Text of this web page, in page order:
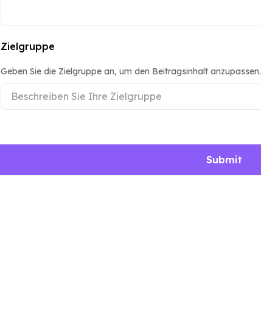
Zielgruppe
Geben Sie die Zielgruppe an, um den Beitragsinhalt anzupassen.
Submit